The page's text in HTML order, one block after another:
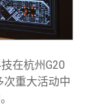
在杭州G20
次重大活动中